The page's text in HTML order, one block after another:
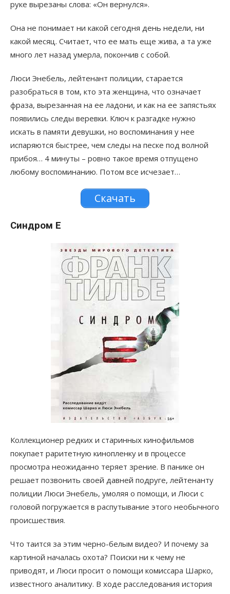
руке вырезаны слова: «Он вернулся».
Она не понимает ни какой сегодня день недели, ни
какой месяц. Считает, что ее мать еще жива, а та уже
много лет назад умерла, покончив с собой.
Люси Энебель, лейтенант полиции, старается
разобраться в том, кто эта женщина, что означает
фраза, вырезанная на ее ладони, и как на ее запястьях
появились следы веревки. Ключ к разгадке нужно
искать в памяти девушки, но воспоминания у нее
испаряются быстрее, чем следы на песке под волной
прибоя… 4 минуты – ровно такое время отпущено
любому воспоминанию. Потом все исчезает…
Скачать
Синдром Е
Коллекционер редких и старинных кинофильмов
покупает раритетную кинопленку и в процессе
просмотра неожиданно теряет зрение. В панике он
решает позвонить своей давней подруге, лейтенанту
полиции Люси Энебель, умоляя о помощи, и Люси с
головой погружается в распутывание этого необычного
происшествия.
Что таится за этим черно-белым видео? И почему за
картиной началась охота? Поиски ни к чему не
приводят, и Люси просит о помощи комиссара Шарко,
известного аналитику. В ходе расследования история